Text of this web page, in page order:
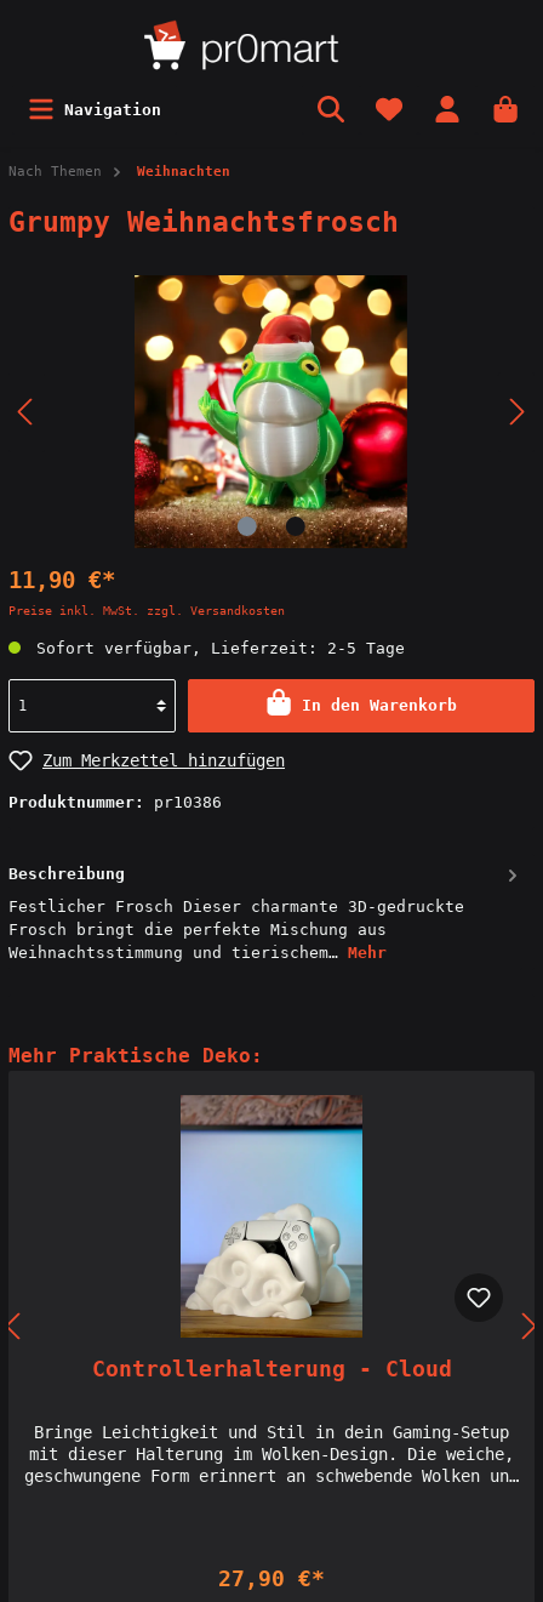
Navigation
Nach Themen Weihnachten
Grumpy Weihnachtsfrosch
11,90 €*
Preise inkl. MwSt. zzgl. Versandkosten
Sofort verfügbar, Lieferzeit: 2-5 Tage
In den Warenkorb
Zum Merkzettel hinzufügen
Produktnummer: pr10386
Beschreibung
Festlicher Frosch Dieser charmante 3D-gedruckte
Frosch bringt die perfekte Mischung aus
Weihnachtsstimmung und tierischem… Mehr
Mehr Praktische Deko:
Controllerhalterung - Cloud
Bringe Leichtigkeit und Stil in dein Gaming-Setup
mit dieser Halterung im Wolken-Design. Die weiche,
geschwungene Form erinnert an schwebende Wolken und
außergewöhnliches und ästhetisches Setup schaffen
27,90 €*